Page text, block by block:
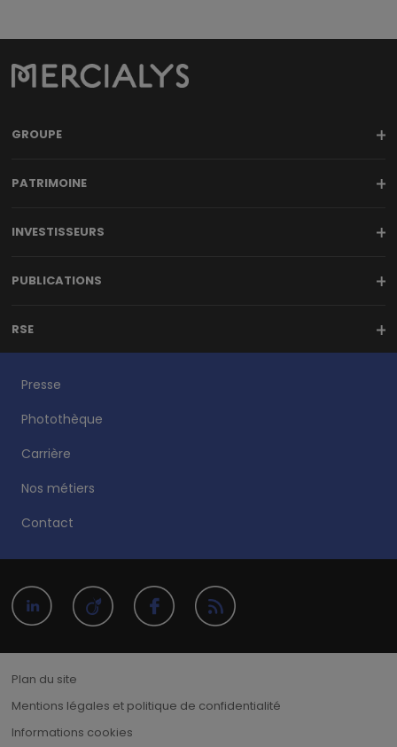
GROUPE
PATRIMOINE
INVESTISSEURS
PUBLICATIONS
RSE
Presse
Photothèque
Carrière
Nos métiers
Contact
Plan du site
Mentions légales et politique de confidentialité
Informations cookies